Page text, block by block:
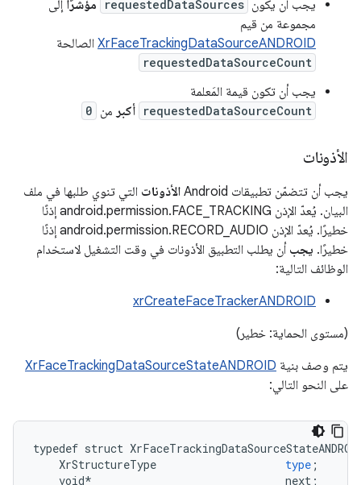
يجب أن يكون requestedDataSources مؤشرًا إلى
مجموعة من قيم
XrFaceTrackingDataSourceANDROID الصالحة
requestedDataSourceCount
يجب أن تكون قيمة المَعلمة
requestedDataSourceCount أكبر من 0
الأذونات
يجب أن تتضمّن تطبيقات Android الأذونات التي تنوي طلبها في ملف
البيان. يُعدّ الإذن android.permission.FACE_TRACKING إذنًا
خطيرًا. يُعدّ الإذن android.permission.RECORD_AUDIO إذنًا
خطيرًا. يجب أن يطلب التطبيق الأذونات في وقت التشغيل لاستخدام
الوظائف التالية:
xrCreateFaceTrackerANDROID
(مستوى الحماية: خطير)
يتم وصف بنية XrFaceTrackingDataSourceStateANDROID
على النحو التالي:
typedef struct
XrStructureType
type ;
void* next ;